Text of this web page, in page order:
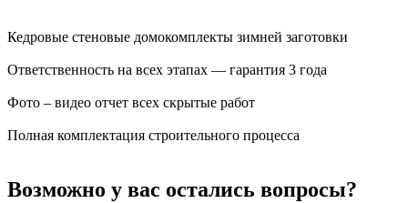
Кедровые стеновые домокомплекты зимней заготовки
Ответственность на всех этапах — гарантия 3 года
Фото – видео отчет всех скрытые работ
Полная комплектация строительного процесса
Возможно у вас остались вопросы?